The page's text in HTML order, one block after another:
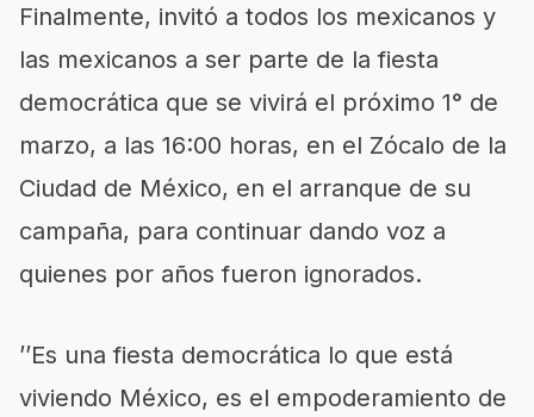
Finalmente, invitó a todos los mexicanos y
las mexicanos a ser parte de la fiesta
democrática que se vivirá el próximo 1° de
marzo, a las 16:00 horas, en el Zócalo de la
Ciudad de México, en el arranque de su
campaña, para continuar dando voz a
quienes por años fueron ignorados.
’’Es una fiesta democrática lo que está
viviendo México, es el empoderamiento de